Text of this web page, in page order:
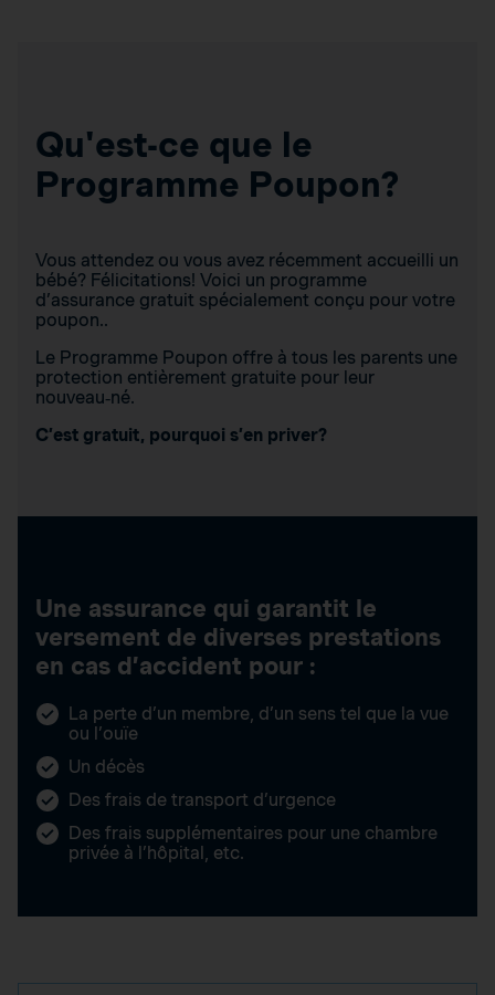
Qu'est-ce que le
Programme Poupon?
Vous attendez ou vous avez récemment accueilli un
bébé? Félicitations! Voici un programme
d’assurance gratuit spécialement conçu pour votre
poupon..
Le Programme Poupon offre à tous les parents une
protection entièrement gratuite pour leur
nouveau‑né.
C’est gratuit, pourquoi s’en priver?
Une assurance qui garantit le
versement de diverses prestations
en cas d’accident pour :
La perte d’un membre, d’un sens tel que la vue
ou l’ouïe
Un décès
Des frais de transport d’urgence
Des frais supplémentaires pour une chambre
privée à l’hôpital, etc.